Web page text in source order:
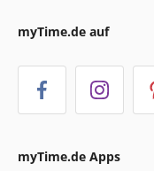
myTime.de auf
myTime.de Apps